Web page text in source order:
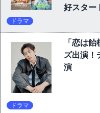
好スター
ドラマ
「恋は
ズ出演！
演
ドラマ